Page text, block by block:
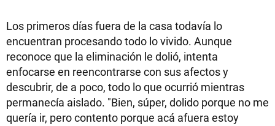
Los primeros días fuera de la casa todavía lo
encuentran procesando todo lo vivido. Aunque
reconoce que la eliminación le dolió, intenta
enfocarse en reencontrarse con sus afectos y
descubrir, de a poco, todo lo que ocurrió mientras
permanecía aislado. "Bien, súper, dolido porque no me
quería ir, pero contento porque acá afuera estoy